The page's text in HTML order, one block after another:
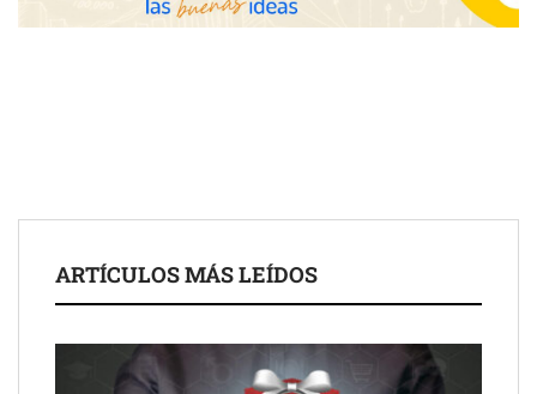
ARTÍCULOS MÁS LEÍDOS